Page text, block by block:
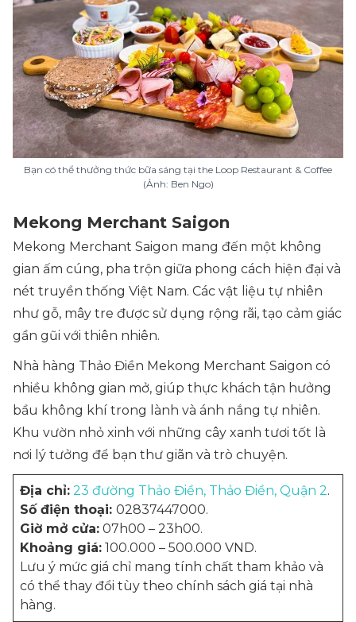
Bạn có thể thưởng thức bữa sáng tại the Loop Restaurant & Coffee
(Ảnh: Ben Ngo)
Mekong Merchant Saigon
Mekong Merchant Saigon mang đến một không
gian ấm cúng, pha trộn giữa phong cách hiện đại và
nét truyền thống Việt Nam. Các vật liệu tự nhiên
như gỗ, mây tre được sử dụng rộng rãi, tạo cảm giác
gần gũi với thiên nhiên.
Nhà hàng Thảo Điền Mekong Merchant Saigon có
nhiều không gian mở, giúp thực khách tận hưởng
bầu không khí trong lành và ánh nắng tự nhiên.
Khu vườn nhỏ xinh với những cây xanh tươi tốt là
nơi lý tưởng để bạn thư giãn và trò chuyện.
Địa chỉ: 23 đường Thảo Điền, Thảo Điền, Quận 2.
Số điện thoại: 02837447000.
Giờ mở cửa: 07h00 – 23h00.
Khoảng giá: 100.000 – 500.000 VND.
Lưu ý mức giá chỉ mang tính chất tham khảo và
có thể thay đổi tùy theo chính sách giá tại nhà
hàng.